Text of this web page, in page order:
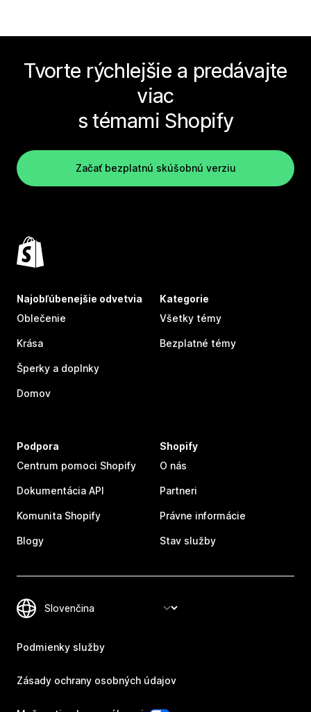
Tvorte rýchlejšie a predávajte
viac
s témami Shopify
Začať bezplatnú skúšobnú verziu
Najobľúbenejšie odvetvia
Oblečenie
Krása
Šperky a doplnky
Domov
Kategorie
Všetky témy
Bezplatné témy
Podpora
Centrum pomoci Shopify
Dokumentácia API
Komunita Shopify
Blogy
Shopify
O nás
Partneri
Právne informácie
Stav služby
Podmienky služby
Zásady ochrany osobných údajov